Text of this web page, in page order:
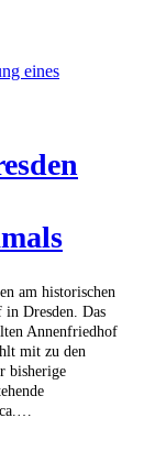
am historischen
Dresden. Das
Annenfriedhof
mit zu den
bisherige